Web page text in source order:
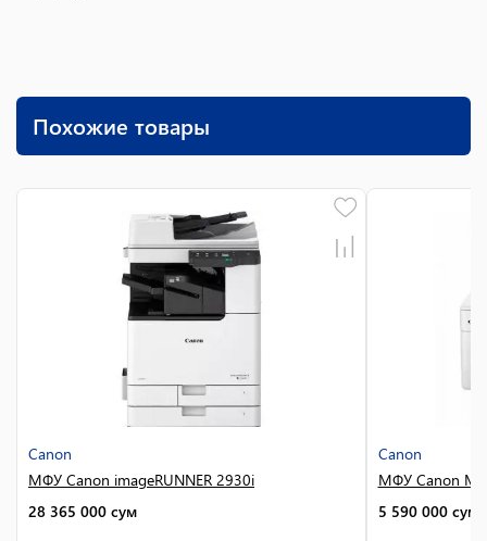
Похожие товары
Canon
МФУ Canon imageRUNNER 2930i
28 365 000 сум
Canon
МФУ Canon
5 590 000 сум